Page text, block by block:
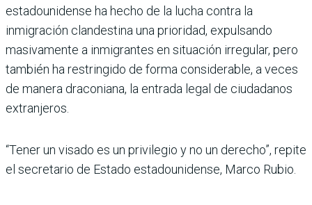
estadounidense ha hecho de la lucha contra la
inmigración clandestina una prioridad, expulsando
masivamente a inmigrantes en situación irregular, pero
también ha restringido de forma considerable, a veces
de manera draconiana, la entrada legal de ciudadanos
extranjeros.
“Tener un visado es un privilegio y no un derecho”, repite
el secretario de Estado estadounidense, Marco Rubio.